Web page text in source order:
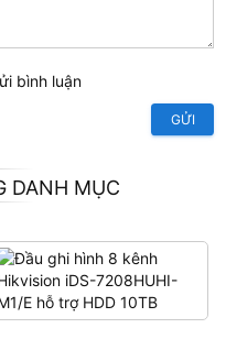
bình luận
GỬI
DANH MỤC